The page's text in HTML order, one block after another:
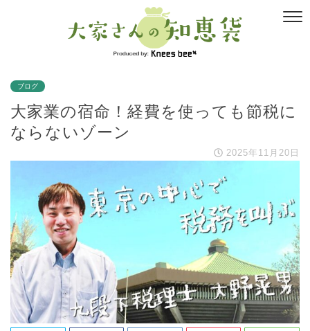
ブログ
大家業の宿命！経費を使っても節税に
ならないゾーン
2025年11月20日